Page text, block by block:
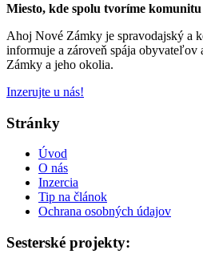
Miesto, kde spolu tvoríme komunitu
Ahoj Nové Zámky je spravodajský a
informuje a zároveň spája obyvateľov
Zámky a jeho okolia.
Inzerujte u nás!
Stránky
Úvod
O nás
Inzercia
Tip na článok
Ochrana osobných údajov
Sesterské projekty: